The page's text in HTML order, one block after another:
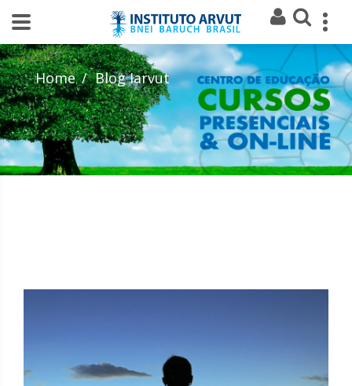
Home Blog Iarvut